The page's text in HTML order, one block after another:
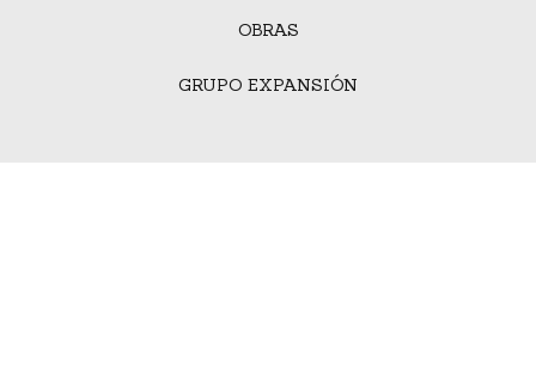
OBRAS
GRUPO EXPANSIÓN